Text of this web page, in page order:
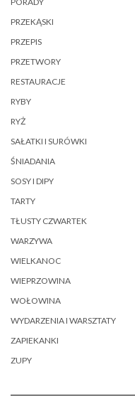
PRZEKĄSKI
PRZEPIS
PRZETWORY
RESTAURACJE
RYBY
RYŻ
SAŁATKI I SURÓWKI
ŚNIADANIA
SOSY I DIPY
TARTY
TŁUSTY CZWARTEK
WARZYWA
WIELKANOC
WIEPRZOWINA
WOŁOWINA
WYDARZENIA I WARSZTATY
ZAPIEKANKI
ZUPY